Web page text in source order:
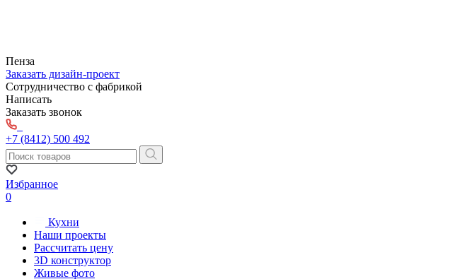
Пенза
Заказать дизайн-проект
Сотрудничество с фабрикой
Написать
Заказать звонок
+7 (8412) 500 492
Избранное
0
Кухни
Наши проекты
Рассчитать цену
3D конструктор
Живые фото